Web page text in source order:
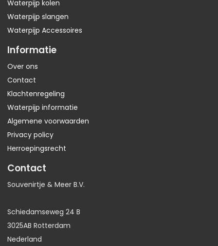
Waterpijp kolen
Waterpijp slangen
Waterpijp Accessoires
Informatie
Over ons
Contact
Klachtenregeling
Waterpijp informatie
Algemene voorwaarden
Privacy policy
Herroepingsrecht
Contact
Souvenirtje & Meer B.V.
Schiedamseweg 24 B
3025AB Rotterdam
Nederland